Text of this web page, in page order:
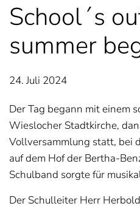
School´s
summer
24. Juli 2024
Der Tag begann mit einem
Wieslocher Stadtkirche,
Vollversammlung statt, bei
auf dem Hof der Bertha-
Schulband sorgte für
Der Schulleiter Herr